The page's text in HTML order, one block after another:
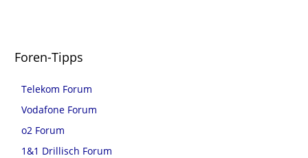
Foren-Tipps
Telekom Forum
Vodafone Forum
o2 Forum
1&1 Drillisch Forum